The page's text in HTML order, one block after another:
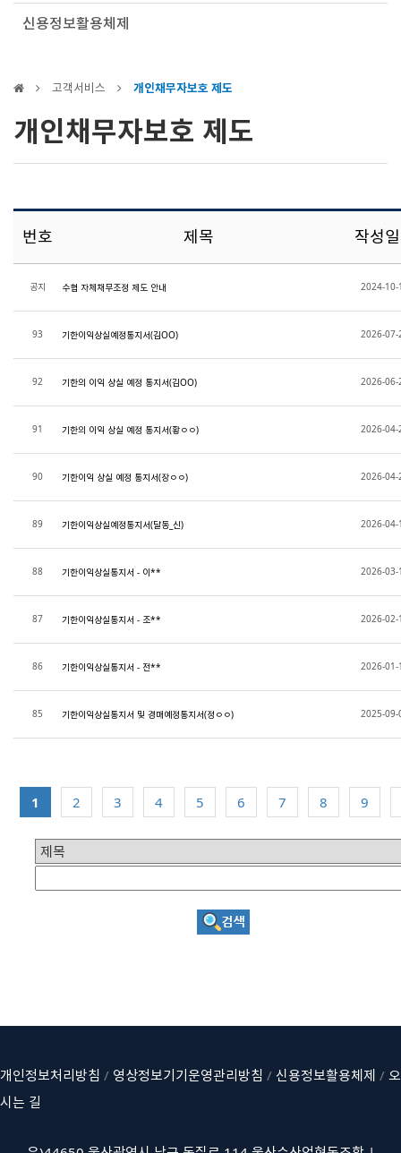
신용정보활용체제
고객서비스 개인채무자보호 제도
개인채무자보호 제도
번호 제목 작성
공지 수협 자체채무조정 제도 안내 2024-10-
93 기한이익상실예정통지서(김OO) 2026-07-
92 기한의 이익 상실 예정 통지서(김OO) 2026-06-
91 기한의 이익 상실 예정 통지서(황ㅇㅇ) 2026-04-
90 기한이익 상실 예정 통지서(장ㅇㅇ) 2026-04-
89 기한이익상실예정통지서(달동_신) 2026-04-
88 기한이익상실통지서 - 이** 2026-03-
87 기한이익상실통지서 - 조** 2026-02-
86 기한이익상실통지서 - 전** 2026-01-
85 기한이익상실통지서 및 경매예정통지서(정ㅇㅇ) 2025-09-
1 2 3 4 5 6 7 8 9
개인정보처리방침 / 영상정보기기운영관리방침 / 신용정보활용체제 / 오
시는 길